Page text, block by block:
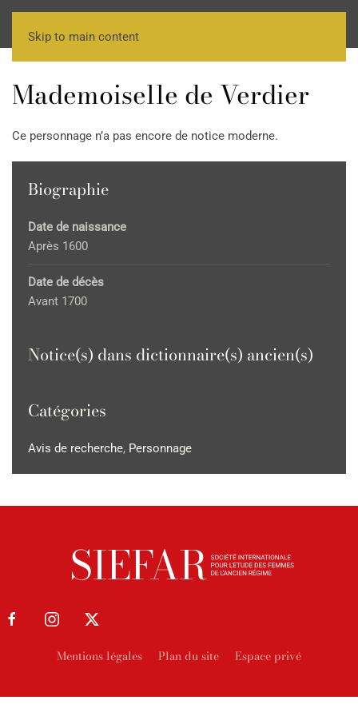
Skip to main content
Mademoiselle de Verdier
Ce personnage n’a pas encore de notice moderne.
Biographie
Date de naissance
Après 1600
Date de décès
Avant 1700
Notice(s) dans dictionnaire(s) ancien(s)
Catégories
Avis de recherche, Personnage
Mentions légales Plan du site Espace privé